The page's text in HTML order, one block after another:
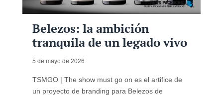
Belezos: la ambición
tranquila de un legado vivo
5 de mayo de 2026
TSMGO | The show must go on es el artifice de
un proyecto de branding para Belezos de